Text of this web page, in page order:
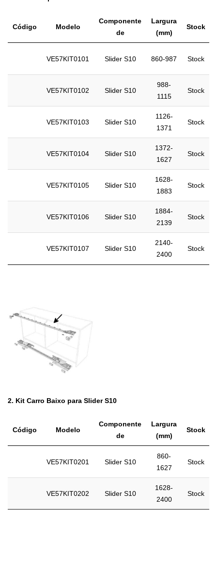
Código Modelo
Componente
de
Largura
(mm)
Stock
VE57KIT0101 Slider S10 860-987 Stock
VE57KIT0102 Slider S10
988-
1115
Stock
VE57KIT0103 Slider S10
1126-
1371
Stock
VE57KIT0104 Slider S10
1372-
1627
Stock
VE57KIT0105 Slider S10
1628-
1883
Stock
VE57KIT0106 Slider S10
1884-
2139
Stock
VE57KIT0107 Slider S10
2140-
2400
Stock
2. Kit Carro Baixo para Slider S10
Código Modelo
Componente
de
Largura
(mm)
Stock
VE57KIT0201 Slider S10
860-
1627
Stock
VE57KIT0202 Slider S10
1628-
2400
Stock